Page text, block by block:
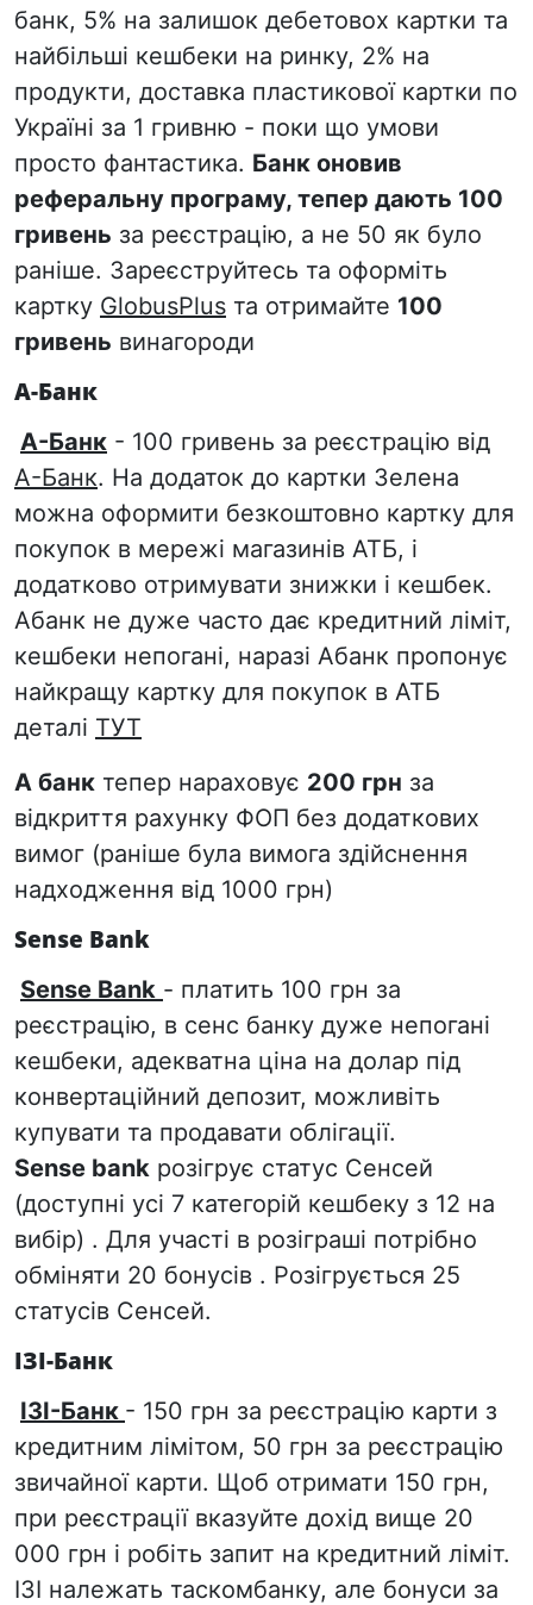
банк, 5% на залишок дебетовох картки та
найбільші кешбеки на ринку, 2% на
продукти, доставка пластикової картки по
Україні за 1 гривню - поки що умови
просто фантастика. Банк оновив
реферальну програму, тепер дають 100
гривень за реєстрацію, а не 50 як було
раніше. Зареєструйтесь та оформіть
картку GlobusPlus та отримайте 100
гривень винагороди
А-Банк
А-Банк - 100 гривень за реєстрацію від
А-Банк. На додаток до картки Зелена
можна оформити безкоштовно картку для
покупок в мережі магазинів АТБ, і
додатково отримувати знижки і кешбек.
Абанк не дуже часто дає кредитний ліміт,
кешбеки непогані, наразі Абанк пропонує
найкращу картку для покупок в АТБ
деталі ТУТ
А банк тепер нараховує 200 грн за
відкриття рахунку ФОП без додаткових
вимог (раніше була вимога здійснення
надходження від 1000 грн)
Sense Bank
Sense Bank - платить 100 грн за
реєстрацію, в сенс банку дуже непогані
кешбеки, адекватна ціна на долар під
конвертаційний депозит, можливіть
купувати та продавати облігації.
Sense bank розігрує статус Сенсей
(доступні усі 7 категорій кешбеку з 12 на
вибір) . Для участі в розіграші потрібно
обміняти 20 бонусів . Розігрується 25
статусів Сенсей.
ІЗІ-Банк
ІЗІ-Банк - 150 грн за реєстрацію карти з
кредитним лімітом, 50 грн за реєстрацію
звичайної карти. Щоб отримати 150 грн,
при реєстрації вказуйте дохід вище 20
000 грн і робіть запит на кредитний ліміт.
ІЗІ належать таскомбанку, але бонуси за